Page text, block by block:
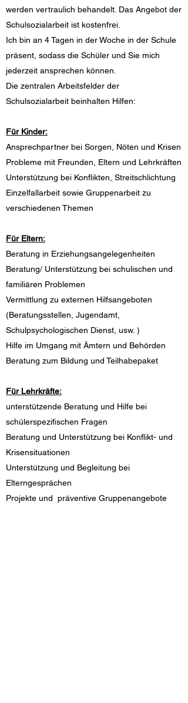
werden vertraulich behandelt. Das Angebot der
Schulsozialarbeit ist kostenfrei.
Ich bin an 4 Tagen in der Woche in der Schule
präsent, sodass die Schüler und Sie mich
jederzeit ansprechen können.
Die zentralen Arbeitsfelder der
Schulsozialarbeit beinhalten Hilfen:
Für Kinder:
Ansprechpartner bei Sorgen, Nöten und Krisen
Probleme mit Freunden, Eltern und Lehrkräften
Unterstützung bei Konflikten, Streitschlichtung
Einzelfallarbeit sowie Gruppenarbeit zu
verschiedenen Themen
Für Eltern:
Beratung in Erziehungsangelegenheiten
Beratung/ Unterstützung bei schulischen und
familiären Problemen
Vermittlung zu externen Hilfsangeboten
(Beratungsstellen, Jugendamt,
Schulpsychologischen Dienst, usw. )
Hilfe im Umgang mit Ämtern und Behörden
Beratung zum Bildung und Teilhabepaket
Für Lehrkräfte:
unterstützende Beratung und Hilfe bei
schülerspezifischen Fragen
Beratung und Unterstützung bei Konflikt- und
Krisensituationen
Unterstützung und Begleitung bei
Elterngesprächen
Projekte und präventive Gruppenangebote